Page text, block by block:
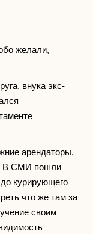
желали,
внука экс-
арендаторы,
В СМИ пошли
курирующего
что же там за
своим